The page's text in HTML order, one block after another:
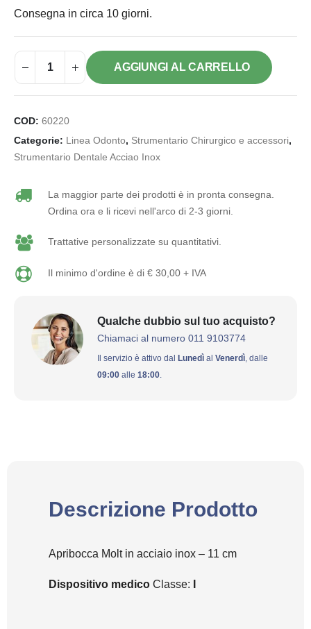
Consegna in circa 10 giorni.
AGGIUNGI AL CARRELLO
COD: 60220
Categorie: Linea Odonto, Strumentario Chirurgico e accessori,
Strumentario Dentale Acciao Inox
La maggior parte dei prodotti è in pronta consegna.
Ordina ora e li ricevi nell'arco di 2-3 giorni.
Trattative personalizzate su quantitativi.
Il minimo d'ordine è di € 30,00 + IVA
Qualche dubbio sul tuo acquisto?
Chiamaci al numero 011 9103774
Il servizio è attivo dal Lunedì al Venerdì , dalle
09:00 alle 18:00
Descrizione Prodotto
Apribocca Molt in acciaio inox – 11 cm
Dispositivo medico Classe: